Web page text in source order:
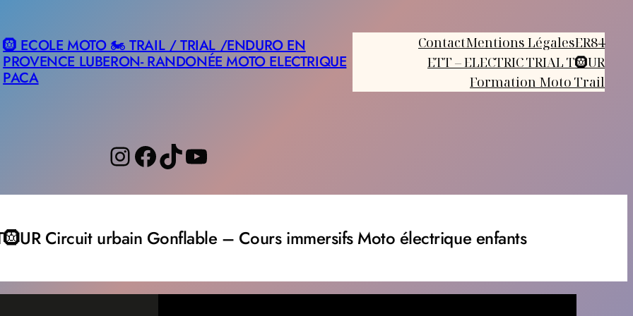
🛞 ECOLE MOTO 🏍️ TRAIL / TRIAL /ENDURO EN
PROVENCE LUBERON- RANDONÉE MOTO ELECTRIQUE
PACA
ContactMentions LégalesER84
ETT – ELECTRIC TRIAL T🛞UR
Formation Moto Trail
Instagram
Facebook
TikTok
YouTube
Circuit urbain Gonflable – Cours immersifs Moto électrique enfants